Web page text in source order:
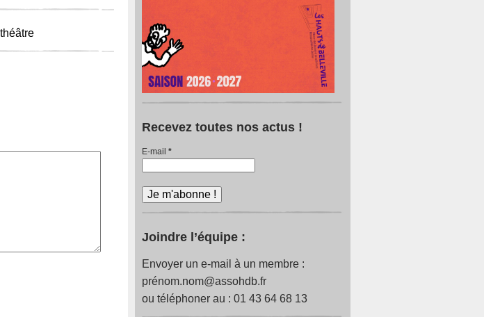
théâtre
Recevez toutes nos actus !
E-mail *
Joindre l’équipe :
Envoyer un e-mail à un membre :
prénom.nom@assohdb.fr
ou téléphoner au : 01 43 64 68 13